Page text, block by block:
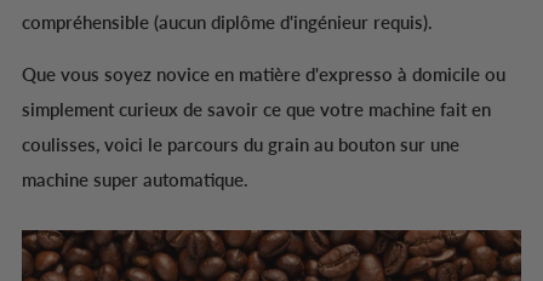
compréhensible (aucun diplôme d'ingénieur requis).
Que vous soyez novice en matière d'expresso à domicile ou
simplement curieux de savoir ce que votre machine fait en
coulisses, voici le parcours du grain au bouton sur une
machine super automatique.